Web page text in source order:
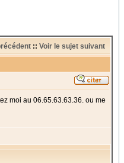
:: Voir le sujet suivant
moi au 06.65.63.63.36. ou me